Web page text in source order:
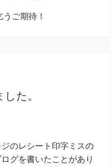
た。
のレシート印字ミスの
グを書いたことがあり